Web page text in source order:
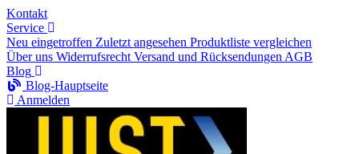
Kontakt
Service
Neu eingetroffen Zuletzt angesehen Produktliste vergleichen
Über uns Widerrufsrecht Versand und Rücksendungen AGB
Blog
Blog-Hauptseite
Anmelden